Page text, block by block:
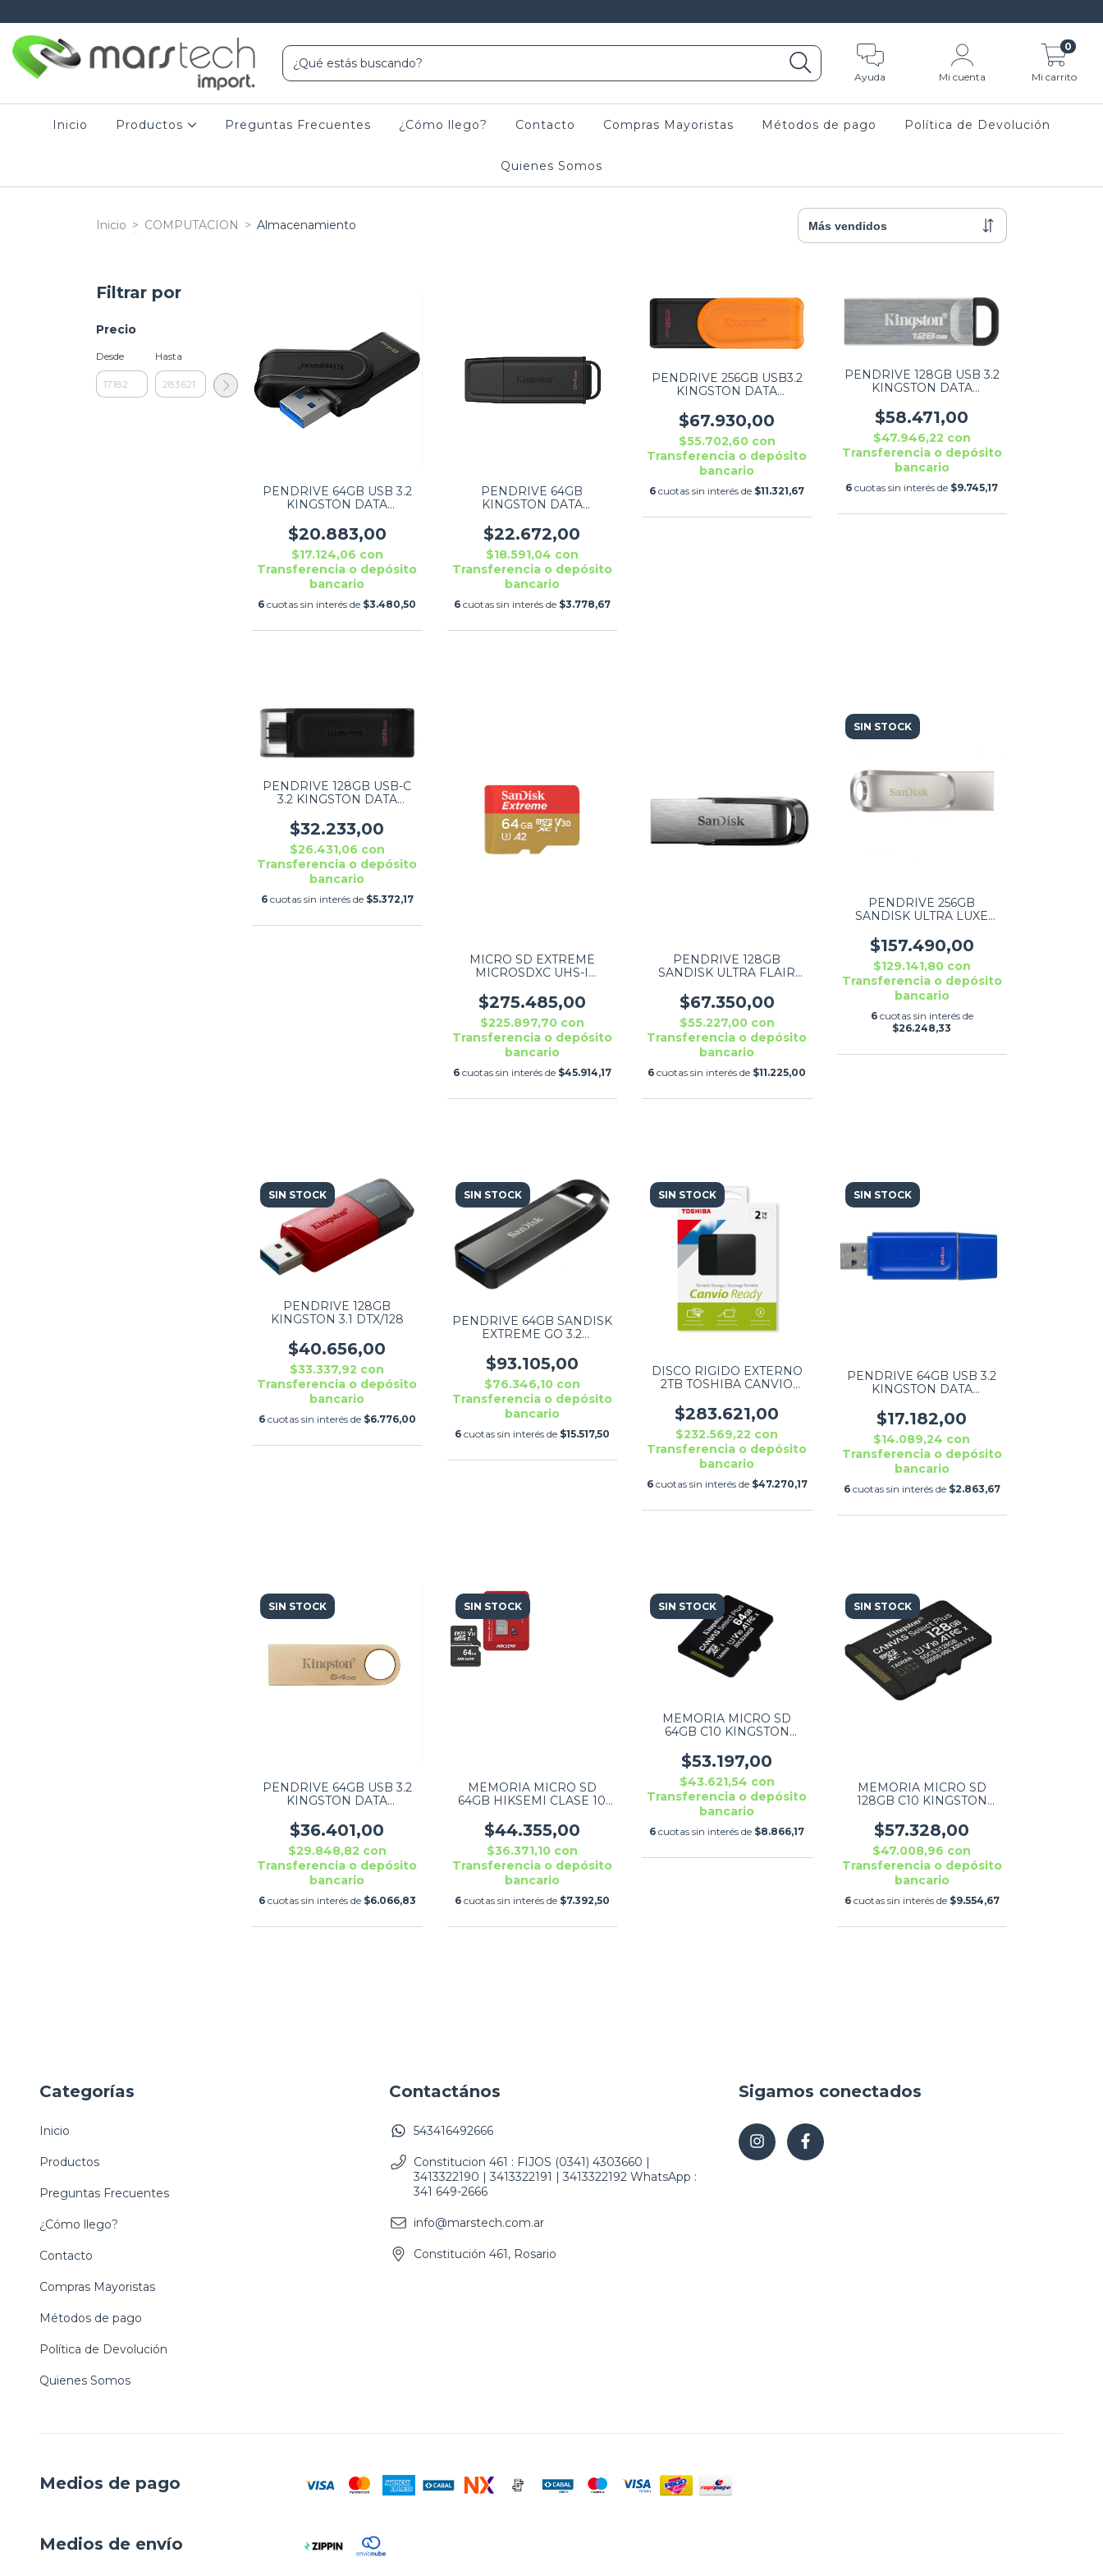
Ayuda Mi cuenta Mi carrito
0
Inicio Productos Preguntas Frecuentes ¿Cómo llego? Contacto Compras Mayoristas Métodos de pago Política de Devolución
Quienes Somos
Inicio > COMPUTACION > Almacenamiento
Filtrar por
Precio
Desde Hasta
PENDRIVE 64GB USB 3.2
KINGSTON DATA
BLACK - DTXS/64GB
$20.883,00
$17.124,06 con
Transferencia o depósito
bancario
6 cuotas sin interés de $3.480,50
PENDRIVE 64GB
KINGSTON DATA
DTXG2/64GB-TW
$22.672,00
$18.591,04 con
Transferencia o depósito
bancario
6 cuotas sin interés de $3.778,67
PENDRIVE 256GB USB3.2
KINGSTON DATA
DTXS/256GB
$67.930,00
$55.702,60 con
Transferencia o depósito
bancario
6 cuotas sin interés de $11.321,67
PENDRIVE 128GB USB 3.2
KINGSTON DATA
DTKN/128GB
$58.471,00
$47.946,22 con
Transferencia o depósito
bancario
6 cuotas sin interés de $9.745,17
PENDRIVE 128GB USB-C
3.2 KINGSTON DATA
$32.233,00
$26.431,06 con
Transferencia o depósito
bancario
6 cuotas sin interés de $5.372,17
MICRO SD EXTREME
MICROSDXC UHS-I
$275.485,00
$225.897,70 con
Transferencia o depósito
bancario
6 cuotas sin interés de $45.914,17
PENDRIVE 128GB
SANDISK ULTRA FLAIR
$67.350,00
$55.227,00 con
Transferencia o depósito
bancario
6 cuotas sin interés de $11.225,00
SIN STOCK
PENDRIVE 256GB
SANDISK ULTRA LUXE
$157.490,00
$129.141,80 con
Transferencia o depósito
bancario
6 cuotas sin interés de
$26.248,33
SIN STOCK
PENDRIVE 128GB
KINGSTON 3.1 DTX/128
$40.656,00
$33.337,92 con
Transferencia o depósito
bancario
6 cuotas sin interés de $6.776,00
SIN STOCK
PENDRIVE 64GB SANDISK
EXTREME GO 3.2
$93.105,00
$76.346,10 con
Transferencia o depósito
bancario
6 cuotas sin interés de $15.517,50
SIN STOCK
DISCO RIGIDO EXTERNO
2TB TOSHIBA CANVIO
HDTP320XK3AA
$283.621,00
$232.569,22 con
Transferencia o depósito
bancario
6 cuotas sin interés de $47.270,17
SIN STOCK
PENDRIVE 64GB USB 3.2
KINGSTON DATA
KC-U2G64-7GB
$17.182,00
$14.089,24 con
Transferencia o depósito
bancario
6 cuotas sin interés de $2.863,67
SIN STOCK
PENDRIVE 64GB USB 3.2
KINGSTON DATA
METALIC - DTSE9G3/64GB
$36.401,00
$29.848,82 con
Transferencia o depósito
bancario
6 cuotas sin interés de $6.066,83
SIN STOCK
MEMORIA MICRO SD
64GB HIKSEMI CLASE 10
$44.355,00
$36.371,10 con
Transferencia o depósito
bancario
6 cuotas sin interés de $7.392,50
SIN STOCK
MEMORIA MICRO SD
64GB C10 KINGSTON
$53.197,00
$43.621,54 con
Transferencia o depósito
bancario
6 cuotas sin interés de $8.866,17
SIN STOCK
MEMORIA MICRO SD
128GB C10 KINGSTON
$57.328,00
$47.008,96 con
Transferencia o depósito
bancario
6 cuotas sin interés de $9.554,67
Categorías
Inicio
Productos
Preguntas Frecuentes
¿Cómo llego?
Contacto
Compras Mayoristas
Métodos de pago
Política de Devolución
Quienes Somos
Contactános
543416492666
Constitucion 461 : FIJOS (0341) 4303660 |
3413322190 | 3413322191 | 3413322192 WhatsApp :
341 649-2666
info@marstech.com.ar
Constitución 461, Rosario
Sigamos conectados
Medios de pago
Medios de envío